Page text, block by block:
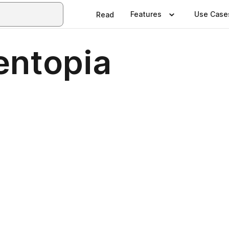
Read Features Use